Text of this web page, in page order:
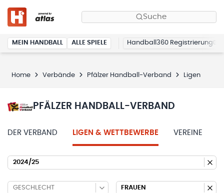
Suche
MEIN HANDBALL ALLE SPIELE Handball360 Registrierung
Home Verbände Pfälzer Handball-Verband Ligen
PFÄLZER HANDBALL-VERBAND
DER VERBAND LIGEN & WETTBEWERBE VEREINE
2024/25
GESCHLECHT FRAUEN